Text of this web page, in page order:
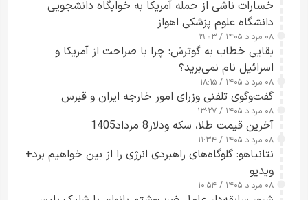
خسارات ناشی از حمله آمریکا به خوابگاه دانشجویی
دانشگاه علوم پزشکی اهواز
۰۸ مرداد ۱۴۰۵ / ۱۹:۰۳
بقایی خطاب به گوترش: چرا با صراحت از آمریکا و
اسرائیل نام نمی‌برید؟
۰۸ مرداد ۱۴۰۵ / ۱۸:۱۵
گفت‌وگوی تلفنی وزرای امور خارجه ایران و قبرس
۰۸ مرداد ۱۴۰۵ / ۱۳:۲۷
آخرین قیمت طلا، سکه ودلار8 مرداد1405
۰۸ مرداد ۱۴۰۵ / ۱۱:۳۴
نتانیاهو: گلوگاه‌های راهبردی انرژی را از بین خواهیم برد+
ویدیو
۰۸ مرداد ۱۴۰۵ / ۱۰:۵۴